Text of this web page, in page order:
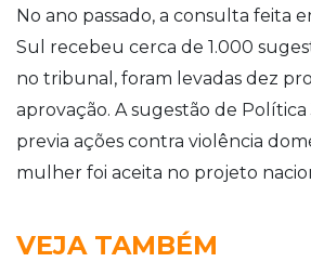
No ano passado, a consulta feita
Sul recebeu cerca de 1.000
no tribunal, foram levadas dez
aprovação. A sugestão de
previa ações contra violência
mulher foi aceita no projeto
VEJA TAMBÉM